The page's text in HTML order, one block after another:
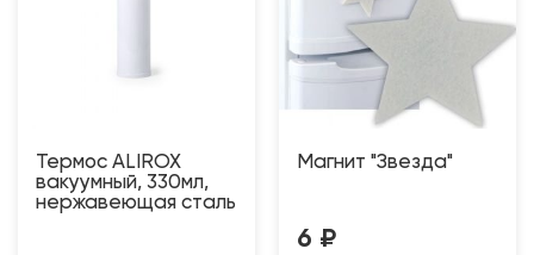
Термос ALIROX
вакуумный, 330мл,
нержавеющая сталь
Магнит "Звезда"
6 ₽